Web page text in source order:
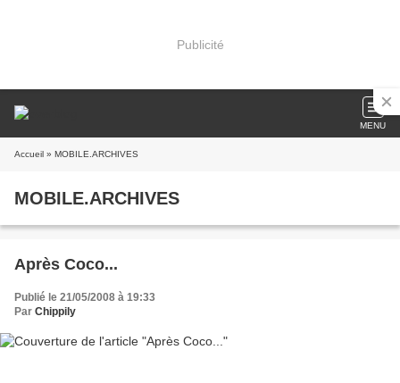
Publicité
MENU
Accueil » MOBILE.ARCHIVES
MOBILE.ARCHIVES
Après Coco...
Publié le 21/05/2008 à 19:33
Par Chippily